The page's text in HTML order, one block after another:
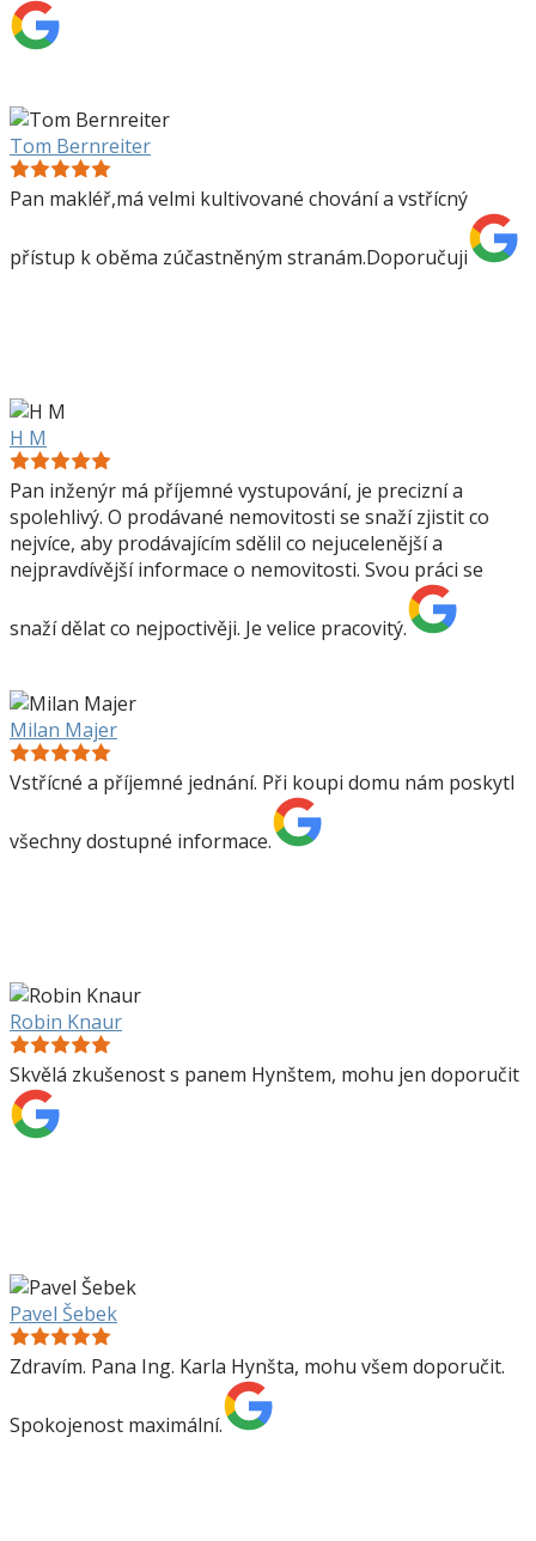
Tom Bernreiter
Pan makléř,má velmi kultivované chování a vstřícný
přístup k oběma zúčastněným stranám.Doporučuji
H M
Pan inženýr má příjemné vystupování, je precizní a
spolehlivý. O prodávané nemovitosti se snaží zjistit co
nejvíce, aby prodávajícím sdělil co nejucelenější a
nejpravdívější informace o nemovitosti. Svou práci se
snaží dělat co nejpoctivěji. Je velice pracovitý.
Milan Majer
Vstřícné a příjemné jednání. Při koupi domu nám poskytl
všechny dostupné informace.
Robin Knaur
Skvělá zkušenost s panem Hynštem, mohu jen doporučit
Pavel Šebek
Zdravím. Pana Ing. Karla Hynšta, mohu všem doporučit.
Spokojenost maximální.